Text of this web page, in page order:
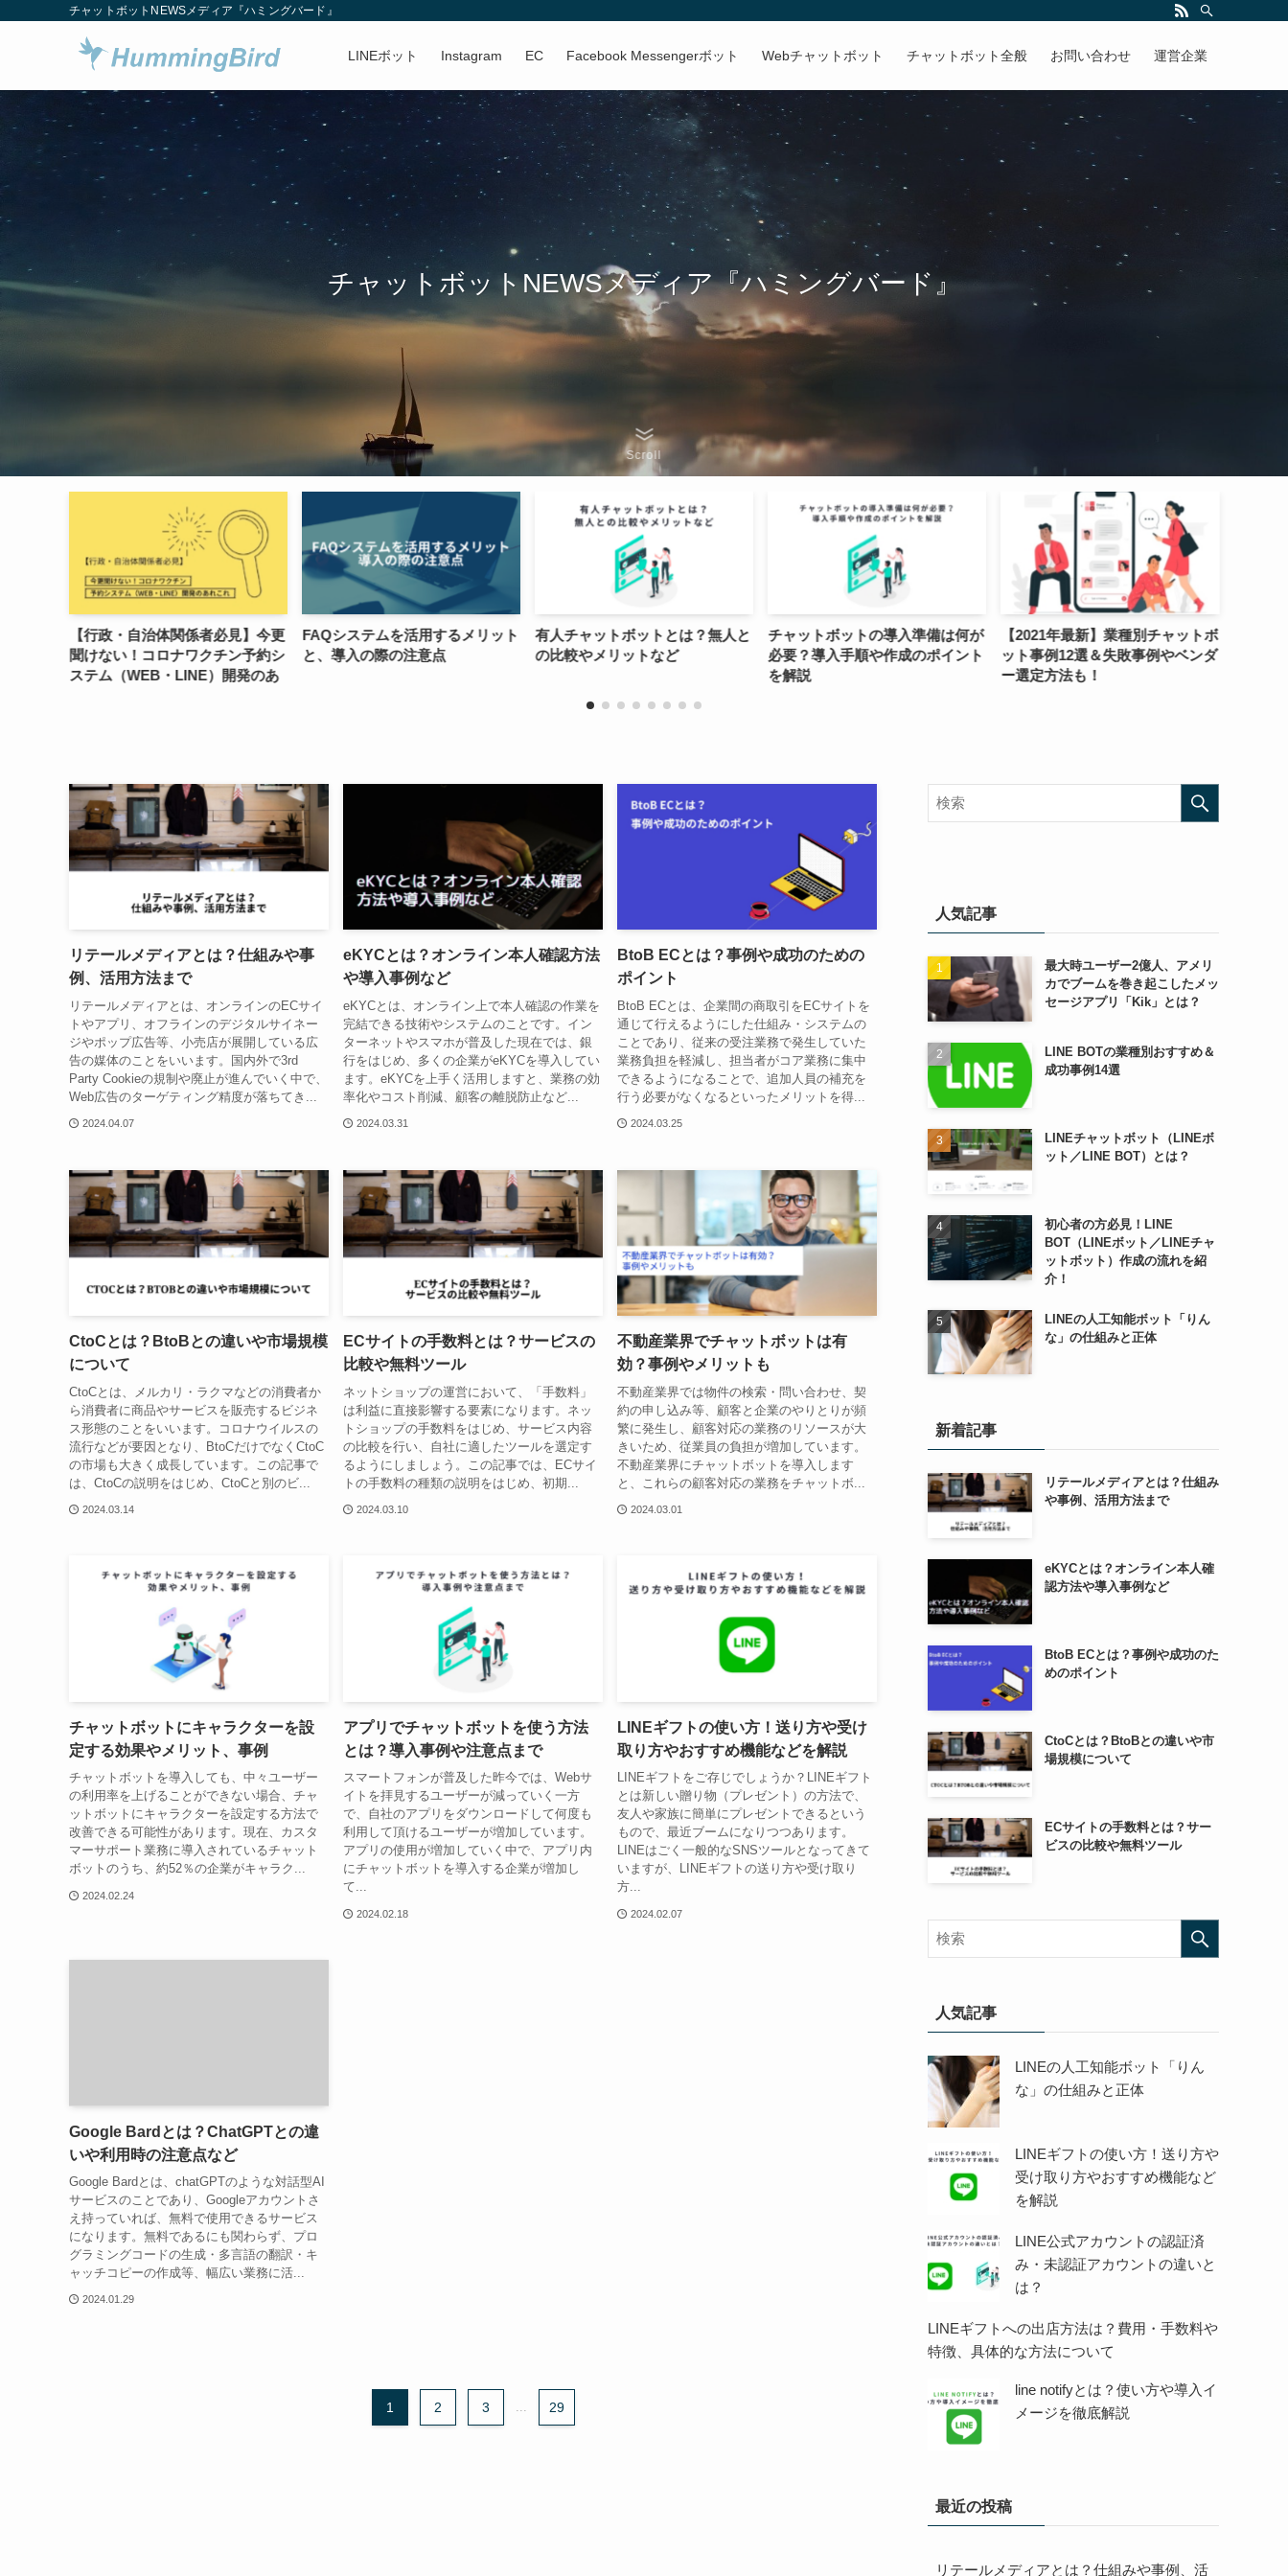
チャットボットNEWSメディア『ハミングバード』
LINEボット Instagram EC Facebook Messengerボット Webチャットボット チャットボット全般 お問い合わせ 運営企業
チャットボットNEWSメディア『ハミングバード』
Scroll
ン予約シ
FAQシステムを活用するメリット
と、導入の際の注意点
有人チャットボットとは？無人と
の比較やメリットなど
チャットボットの導入準備は何が
必要？導入手順や作成のポイント
【2021年最新】業種別チャットボ
ット事例12選＆失敗事例やベンダ
ー選定方法も！
ECサイトのリピーター獲得施策
とは？リピート率を高める具体的
な施策から成功事例まで
リテールメディアとは？仕組みや事
例、活用方法まで
リテールメディアとは、オンラインのECサイ
トやアプリ、オフラインのデジタルサイネー
ジやポップ広告等、小売店が展開している広
告の媒体のことをいいます。国内外で3rd
Party Cookieの規制や廃止が進んでいく中で、
Web広告のターゲティング精度が落ちてき...
2024.04.07
eKYCとは？オンライン本人確認方法
や導入事例など
eKYCとは、オンライン上で本人確認の作業を
完結できる技術やシステムのことです。イン
ターネットやスマホが普及した現在では、銀
行をはじめ、多くの企業がeKYCを導入してい
ます。eKYCを上手く活用しますと、業務の効
率化やコスト削減、顧客の離脱防止など...
2024.03.31
BtoB ECとは？事例や成功のための
ポイント
BtoB ECとは、企業間の商取引をECサイトを
通じて行えるようにした仕組み・システムの
ことであり、従来の受注業務で発生していた
業務負担を軽減し、担当者がコア業務に集中
できるようになることで、追加人員の補充を
行う必要がなくなるといったメリットを得...
2024.03.25
CtoCとは？BtoBとの違いや市場規模
について
CtoCとは、メルカリ・ラクマなどの消費者か
ら消費者に商品やサービスを販売するビジネ
ス形態のことをいいます。コロナウイルスの
流行などが要因となり、BtoCだけでなくCtoC
の市場も大きく成長しています。この記事で
は、CtoCの説明をはじめ、CtoCと別のビ...
2024.03.14
ECサイトの手数料とは？サービスの
比較や無料ツール
ネットショップの運営において、「手数料」
は利益に直接影響する要素になります。ネッ
トショップの手数料をはじめ、サービス内容
の比較を行い、自社に適したツールを選定す
るようにしましょう。この記事では、ECサイ
トの手数料の種類の説明をはじめ、初期...
2024.03.10
不動産業界でチャットボットは有
効？事例やメリットも
不動産業界では物件の検索・問い合わせ、契
約の申し込み等、顧客と企業のやりとりが頻
繁に発生し、顧客対応の業務のリソースが大
きいため、従業員の負担が増加しています。
不動産業界にチャットボットを導入します
と、これらの顧客対応の業務をチャットボ...
2024.03.01
チャットボットにキャラクターを設
定する効果やメリット、事例
チャットボットを導入しても、中々ユーザー
の利用率を上げることができない場合、チャ
ットボットにキャラクターを設定する方法で
改善できる可能性があります。現在、カスタ
マーサポート業務に導入されているチャット
ボットのうち、約52％の企業がキャラク...
2024.02.24
アプリでチャットボットを使う方法
とは？導入事例や注意点まで
スマートフォンが普及した昨今では、Webサ
イトを拝見するユーザーが減っていく一方
で、自社のアプリをダウンロードして何度も
利用して頂けるユーザーが増加しています。
アプリの使用が増加していく中で、アプリ内
にチャットボットを導入する企業が増加し
て...
2024.02.18
LINEギフトの使い方！送り方や受け
取り方やおすすめ機能などを解説
LINEギフトをご存じでしょうか？LINEギフト
とは新しい贈り物（プレゼント）の方法で、
友人や家族に簡単にプレゼントできるという
もので、最近ブームになりつつあります。
LINEはごく一般的なSNSツールとなってきて
いますが、LINEギフトの送り方や受け取り
方...
2024.02.07
Google Bardとは？ChatGPTとの違
いや利用時の注意点など
Google Bardとは、chatGPTのような対話型AI
サービスのことであり、Googleアカウントさ
え持っていれば、無料で使用できるサービス
になります。無料であるにも関わらず、プロ
グラミングコードの生成・多言語の翻訳・キ
ャッチコピーの作成等、幅広い業務に活...
2024.01.29
1 2 3 29
人気記事
最大時ユーザー2億人、アメリ
カでブームを巻き起こしたメッ
セージアプリ「Kik」とは？
LINE BOTの業種別おすすめ＆
成功事例14選
LINEチャットボット（LINEボ
ット／LINE BOT）とは？
初心者の方必見！LINE
BOT（LINEボット／LINEチャ
ットボット）作成の流れを紹
介！
LINEの人工知能ボット「りん
な」の仕組みと正体
新着記事
リテールメディアとは？仕組み
や事例、活用方法まで
eKYCとは？オンライン本人確
認方法や導入事例など
BtoB ECとは？事例や成功のた
めのポイント
CtoCとは？BtoBとの違いや市
場規模について
ECサイトの手数料とは？サー
ビスの比較や無料ツール
人気記事
LINEの人工知能ボット「りん
な」の仕組みと正体
LINEギフトの使い方！送り方や
受け取り方やおすすめ機能など
を解説
LINE公式アカウントの認証済
み・未認証アカウントの違いと
は？
LINEギフトへの出店方法は？費用・手数料や
特徴、具体的な方法について
line notifyとは？使い方や導入イ
メージを徹底解説
最近の投稿
リテールメディアとは？仕組みや事例、活